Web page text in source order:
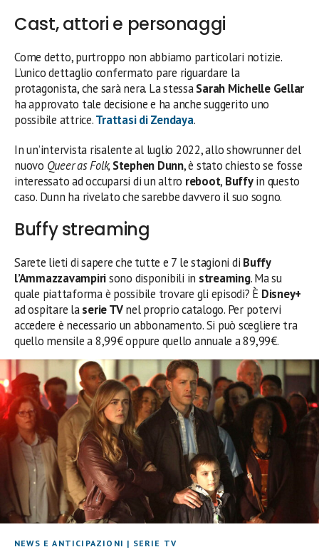
Cast, attori e personaggi
Come detto, purtroppo non abbiamo particolari notizie.
L’unico dettaglio confermato pare riguardare la
protagonista, che sarà nera. La stessaSarah Michelle Gellar
ha approvato tale decisione e ha anche suggerito uno
possibile attrice.Trattasi diZendaya.
In un’intervista risalente al luglio 2022, allo showrunner del
nuovo Queer as Folk,Stephen Dunn, è stato chiesto se fosse
interessato ad occuparsi di un altro reboot, Buffyin questo
caso. Dunn ha rivelato che sarebbe davvero il suo sogno.
Buffy streaming
Sarete lieti di sapere che tutte e 7 le stagioni di Buffy
l’Ammazzavampirisono disponibili in streaming. Ma su
quale piattaforma è possibile trovare gli episodi? È Disney+
ad ospitare laserie TVnel proprio catalogo. Per potervi
accedere è necessario un abbonamento. Si può scegliere tra
quello mensile a 8,99€ oppure quello annuale a 89,99€.
NEWS E ANTICIPAZIONI | SERIE TV